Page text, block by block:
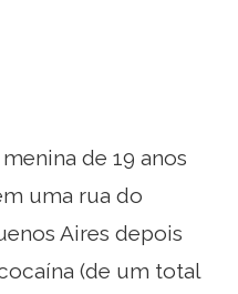
de 19 anos
uma rua do
Aires depois
(de um total